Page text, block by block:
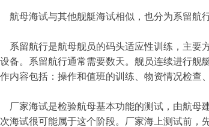
航母海试与其他舰艇海试相似，也分为系留航
系留航行是航母舰员的码头适应性训练，主要
备。系留航行通常需要数天。舰员连续进行舰
内容包括：操作和值班的训练、物资情况检查
厂家海试是检验航母基本功能的测试，由航母
海试很可能属于这个阶段。厂家海上测试前，